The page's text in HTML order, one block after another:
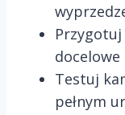
Testuj
pełnym